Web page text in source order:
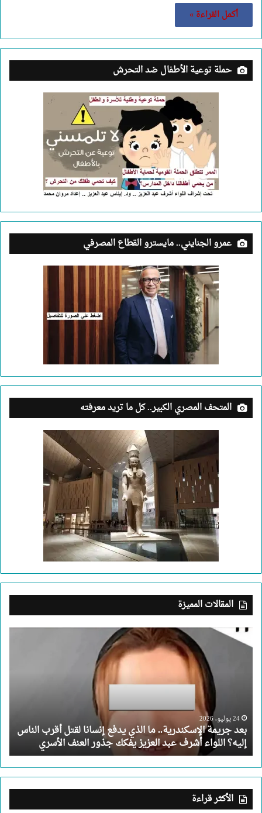
أكمل القراءة »
حملة توعية الأطفال ضد التحرش
عمرو الجنايني.. مايسترو القطاع المصرفي
المتحف المصري الكبير.. كل ما تريد معرفته
المقالات المميزة
بعد
جريمة
لقتل
أقرب
الناس
إليه؟
اللواء
أشرف
عبد
العزيز
24 يوليو، 2026
بعد جريمة الإسكندرية.. ما الذي يدفع إنسانا لقتل أقرب الناس
إليه؟ اللواء أشرف عبد العزيز يفكك جذور العنف الأسري
الأكثر قراءة